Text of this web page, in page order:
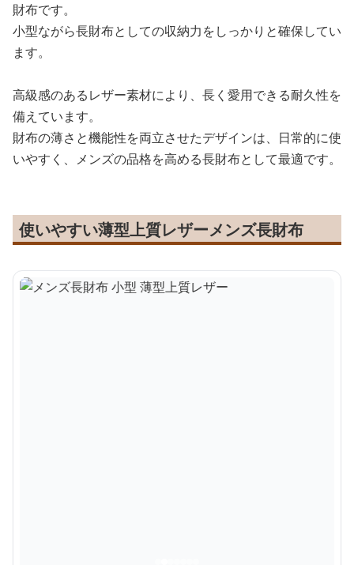
財布です。
小型ながら長財布としての収納力をしっかりと確保してい
ます。
高級感のあるレザー素材により、長く愛用できる耐久性を
備えています。
財布の薄さと機能性を両立させたデザインは、日常的に使
いやすく、メンズの品格を高める長財布として最適です。
使いやすい薄型上質レザーメンズ長財布